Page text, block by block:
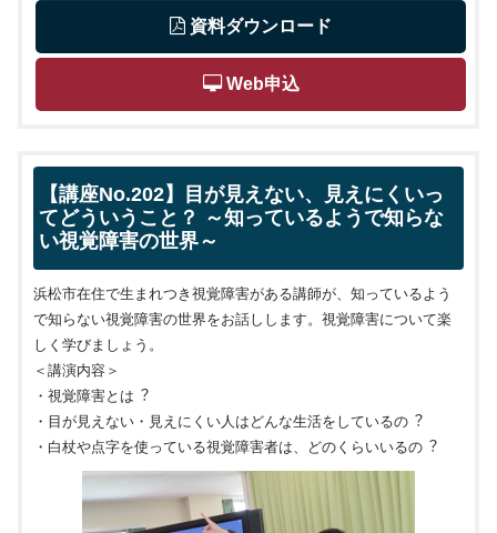
資料ダウンロード
Web申込
【講座No.202】目が見えない、見えにくいっ
てどういうこと？ ～知っているようで知らな
い視覚障害の世界～
浜松市在住で生まれつき視覚障害がある講師が、知っているよう
で知らない視覚障害の世界をお話しします。視覚障害について楽
しく学びましょう。
＜講演内容＞
・視覚障害とは︖
・目が見えない・見えにくい人はどんな生活をしているの︖
・白杖や点字を使っている視覚障害者は、どのくらいいるの︖